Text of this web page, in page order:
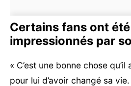
Certains fans ont été
impressionnés par
« C’est une bonne chose qu’il
pour lui d’avoir changé sa